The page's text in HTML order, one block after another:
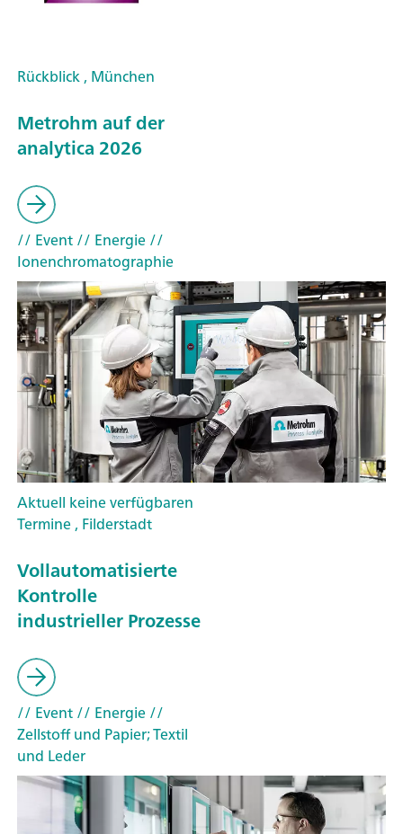
Rückblick , München
Metrohm auf der
analytica 2026
// Event// Energie//
Ionenchromatographie
Aktuell keine verfügbaren
Termine , Filderstadt
Vollautomatisierte
Kontrolle
industrieller Prozesse
// Event// Energie//
Zellstoff und Papier; Textil
und Leder